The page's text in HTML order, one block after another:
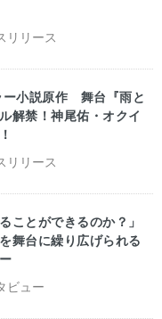
リリース
リリース
ー小説原作 舞台『雨と
解禁！神尾佑・オクイ
ビュー
ことができるのか？」
舞台に繰り広げられる